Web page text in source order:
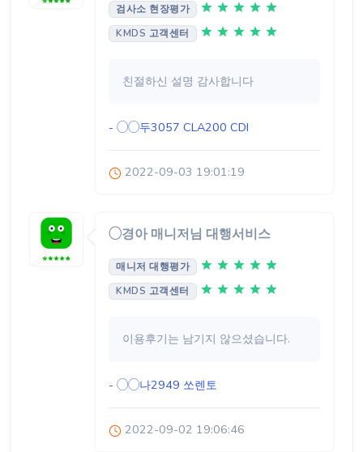
검사소 현장평가
KMDS 고객센터
친절하신 설명 감사합니다
- ◯◯두3057 CLA200 CDI
2022-09-03 19:01:19
◯경아 매니저님 대행서비스
매니저 대행평가
KMDS 고객센터
이용후기는 남기지 않으셨습니다.
- ◯◯나2949 쏘렌토
2022-09-02 19:06:46